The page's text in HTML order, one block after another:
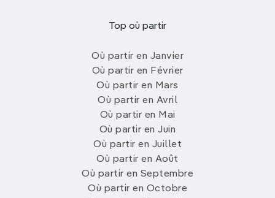
Top où partir
Où partir en Janvier
Où partir en Février
Où partir en Mars
Où partir en Avril
Où partir en Mai
Où partir en Juin
Où partir en Juillet
Où partir en Août
Où partir en Septembre
Où partir en Octobre